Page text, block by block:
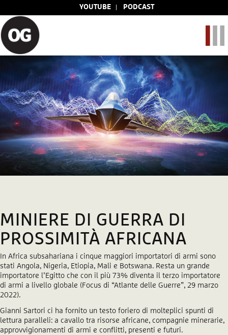
YOUTUBE PODCAST
MINIERE DI GUERRA DI
PROSSIMITÀ AFRICANA
In Africa subsahariana i cinque maggiori importatori di armi sono
stati Angola, Nigeria, Etiopia, Mali e Botswana. Resta un grande
importatore l’Egitto che con il più 73% diventa il terzo importatore
di armi a livello globale (Focus di “Atlante delle Guerre”, 29 marzo
2022).
Gianni Sartori ci ha fornito un testo foriero di molteplici spunti di
lettura paralleli: a cavallo tra risorse africane, compagnie minerarie,
approvvigionamenti di armi e conflitti, presenti e futuri.